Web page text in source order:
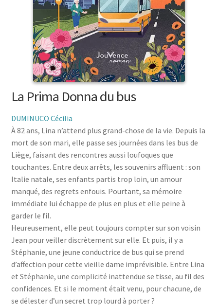
Médecine douces
Famille
Collections
La Prima Donna du bus
DUMINUCO Cécilia
À 82 ans, Lina n’attend plus grand-chose de la vie. Depuis la
mort de son mari, elle passe ses journées dans les bus de
Liège, faisant des rencontres aussi loufoques que
touchantes. Entre deux arrêts, les souvenirs affluent : son
Italie natale, ses enfants partis trop loin, un amour
manqué, des regrets enfouis. Pourtant, sa mémoire
immédiate lui échappe de plus en plus et elle peine à
garder le fil.
Heureusement, elle peut toujours compter sur son voisin
Jean pour veiller discrètement sur elle. Et puis, il y a
Stéphanie, une jeune conductrice de bus qui se prend
d’affection pour cette vieille dame imprévisible. Entre Lina
et Stéphanie, une complicité inattendue se tisse, au fil des
confidences. Et si le moment était venu, pour chacune, de
se délester d’un secret trop lourd à porter ?